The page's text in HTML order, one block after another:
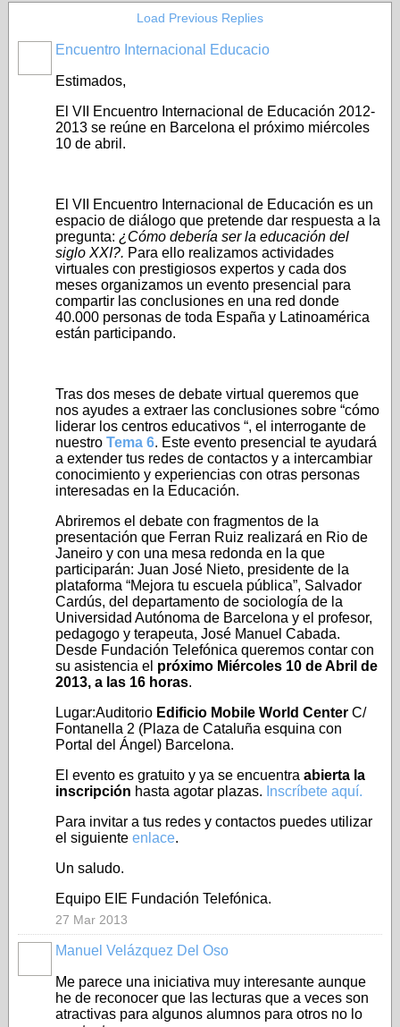
Load Previous Replies
Encuentro Internacional Educacio
Estimados,
El VII Encuentro Internacional de Educación 2012-
2013 se reúne en Barcelona el próximo miércoles
10 de abril.
El VII Encuentro Internacional de Educación es un
espacio de diálogo que pretende dar respuesta a la
pregunta: ¿Cómo debería ser la educación del
siglo XXI?. Para ello realizamos actividades
virtuales con prestigiosos expertos y cada dos
meses organizamos un evento presencial para
compartir las conclusiones en una red donde
40.000 personas de toda España y Latinoamérica
están participando.
Tras dos meses de debate virtual queremos que
nos ayudes a extraer las conclusiones sobre “cómo
liderar los centros educativos “, el interrogante de
nuestro Tema 6. Este evento presencial te ayudará
a extender tus redes de contactos y a intercambiar
conocimiento y experiencias con otras personas
interesadas en la Educación.
Abriremos el debate con fragmentos de la
presentación que Ferran Ruiz realizará en Rio de
Janeiro y con una mesa redonda en la que
participarán: Juan José Nieto, presidente de la
plataforma “Mejora tu escuela pública”, Salvador
Cardús, del departamento de sociología de la
Universidad Autónoma de Barcelona y el profesor,
pedagogo y terapeuta, José Manuel Cabada.
Desde Fundación Telefónica queremos contar con
su asistencia el próximo Miércoles 10 de Abril de
2013, a las 16 horas.
Lugar:Auditorio Edificio Mobile World Center C/
Fontanella 2 (Plaza de Cataluña esquina con
Portal del Ángel) Barcelona.
El evento es gratuito y ya se encuentra abierta la
inscripción hasta agotar plazas. Inscríbete aquí.
Para invitar a tus redes y contactos puedes utilizar
el siguiente enlace.
Un saludo.
Equipo EIE Fundación Telefónica.
27 Mar 2013
Manuel Velázquez Del Oso
Me parece una iniciativa muy interesante aunque
he de reconocer que las lecturas que a veces son
atractivas para algunos alumnos para otros no lo